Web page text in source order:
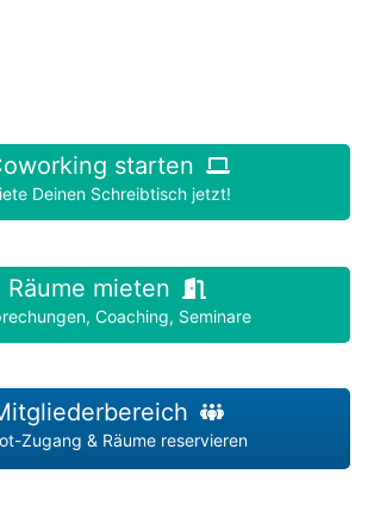
starten
Deinen Schreibtisch jetzt!
Räume mieten
Coaching, Seminare
Zugang & Räume reservieren